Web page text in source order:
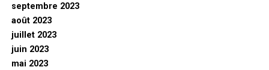
septembre 2023
août 2023
juillet 2023
juin 2023
mai 2023